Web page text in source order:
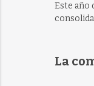
Este año
La